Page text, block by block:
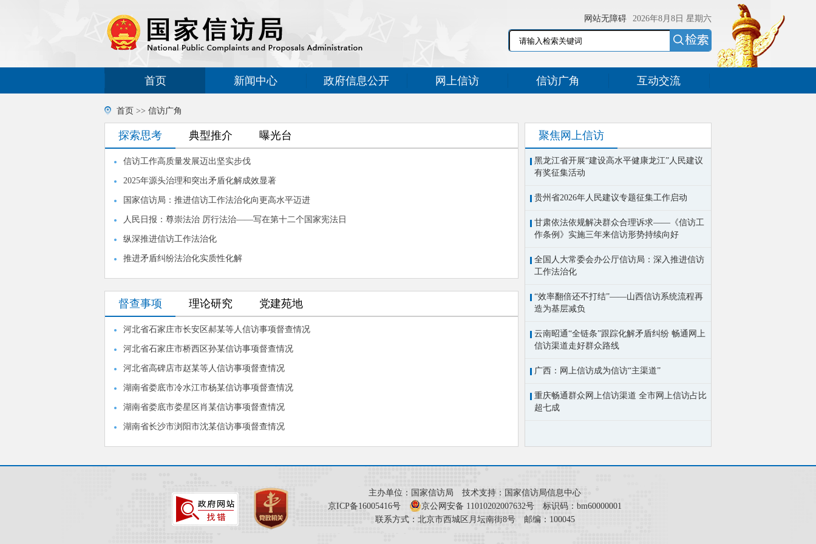
网站无障碍 2026年8月8日 星期六
首页 新闻中心 政府信息公开 网上信访 信访广角 互动交流
首页 >> 信访广角
探索思考 典型推介 曝光台
信访工作高质量发展迈出坚实步伐
2025年源头治理和突出矛盾化解成效显著
国家信访局：推进信访工作法治化向更高水平迈进
人民日报：尊崇法治 厉行法治——写在第十二个国家宪法日
纵深推进信访工作法治化
推进矛盾纠纷法治化实质性化解
督查事项 理论研究 党建苑地
河北省石家庄市长安区郝某等人信访事项督查情况
河北省石家庄市桥西区孙某信访事项督查情况
河北省高碑店市赵某等人信访事项督查情况
湖南省娄底市冷水江市杨某信访事项督查情况
湖南省娄底市娄星区肖某信访事项督查情况
湖南省长沙市浏阳市沈某信访事项督查情况
聚焦网上信访
黑龙江省开展“建设高水平健康龙江”人民建议
有奖征集活动
贵州省2026年人民建议专题征集工作启动
甘肃依法依规解决群众合理诉求——《信访工
作条例》实施三年来信访形势持续向好
全国人大常委会办公厅信访局：深入推进信访
工作法治化
“效率翻倍还不打结”——山西信访系统流程再
造为基层减负
云南昭通“全链条”跟踪化解矛盾纠纷 畅通网上
信访渠道走好群众路线
广西：网上信访成为信访“主渠道”
重庆畅通群众网上信访渠道 全市网上信访占比
超七成
主办单位：国家信访局 技术支持：国家信访局信息中心
京ICP备16005416号
京公网安备 11010202007632号 标识码：bm60000001
联系方式：北京市西城区月坛南街8号 邮编：100045